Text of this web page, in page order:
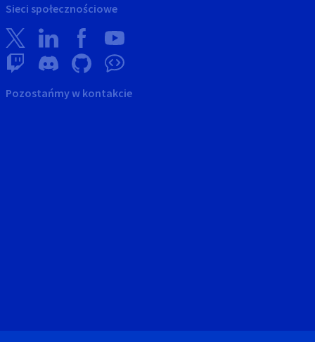
Sieci społecznościowe
Pozostańmy w kontakcie